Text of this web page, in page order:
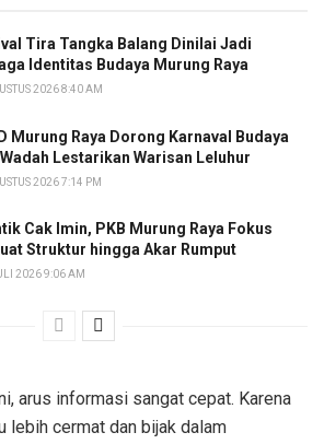
Tira Tangka Balang Dinilai Jadi
Identitas Budaya Murung Raya
2026 8:40 AM
Murung Raya Dorong Karnaval Budaya
Lestarikan Warisan Leluhur
2026 7:14 PM
Cak Imin, PKB Murung Raya Fokus
Struktur hingga Akar Rumput
2026 9:06 AM
arus informasi sangat cepat. Karena
lebih cermat dan bijak dalam